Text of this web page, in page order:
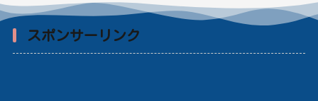
スポンサーリンク